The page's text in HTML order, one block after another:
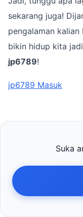
sekarang juga!
pengalaman
bikin hidup kita
jp6789!
jp6789 Masuk
Suka